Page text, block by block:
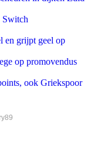
Switch
en grijpt geel op
op promovendus
ook Griekspoor